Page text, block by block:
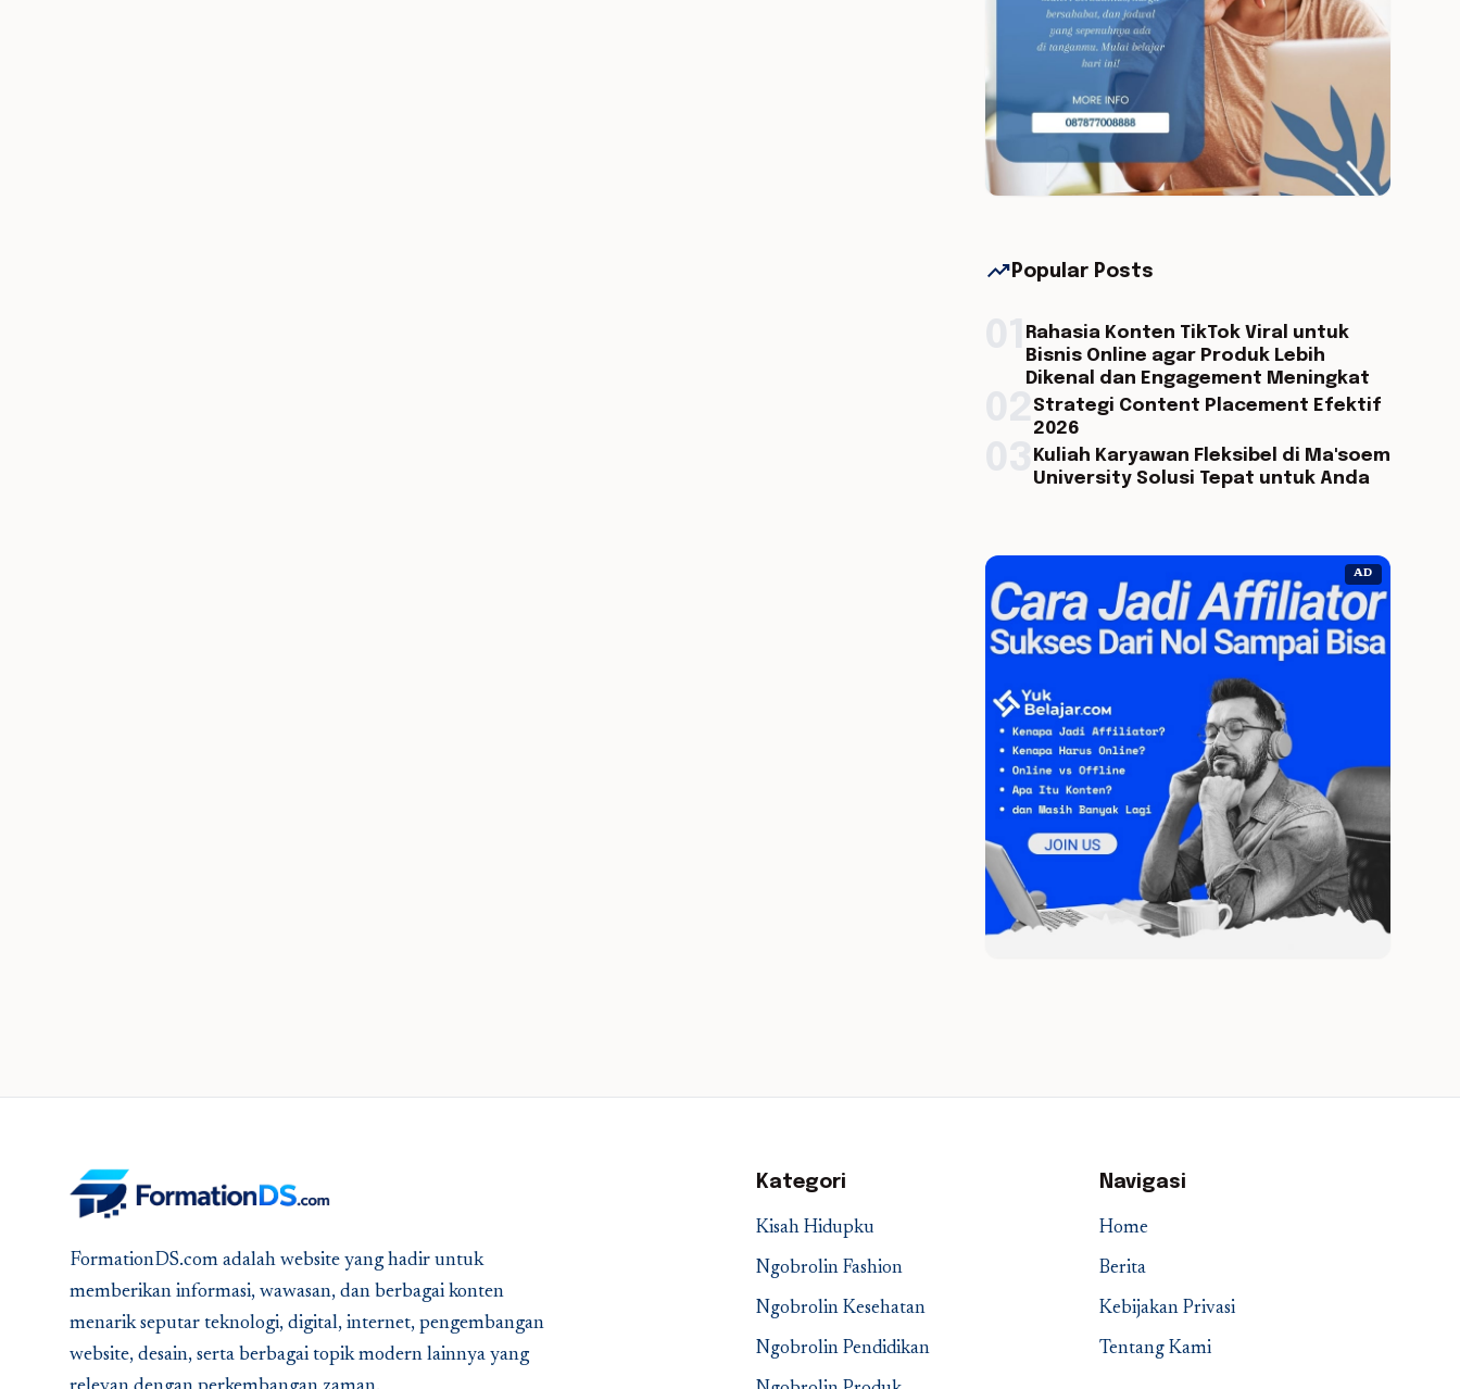
trending_up Popular Posts
Rahasia Konten TikTok Viral untuk
Bisnis Online agar Produk Lebih
Dikenal dan Engagement Meningkat
Strategi Content Placement Efektif
2026
Kuliah Karyawan Fleksibel di Ma'soem
University Solusi Tepat untuk Anda
AD
FormationDS.com adalah website yang hadir untuk
memberikan informasi, wawasan, dan berbagai konten
menarik seputar teknologi, digital, internet, pengembangan
website, desain, serta berbagai topik modern lainnya yang
Kategori
Kisah Hidupku
Ngobrolin Fashion
Ngobrolin Kesehatan
Ngobrolin Pendidikan
Navigasi
Home
Berita
Kebijakan Privasi
Tentang Kami